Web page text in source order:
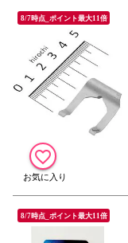
8/7時点_ポイント最大11倍
8/7時点_ポイント最大11倍